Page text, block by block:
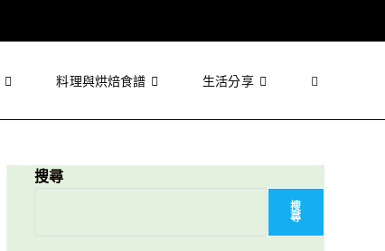
料理與烘焙食譜 生活分享 Toggle
search
搜尋
搜
尋